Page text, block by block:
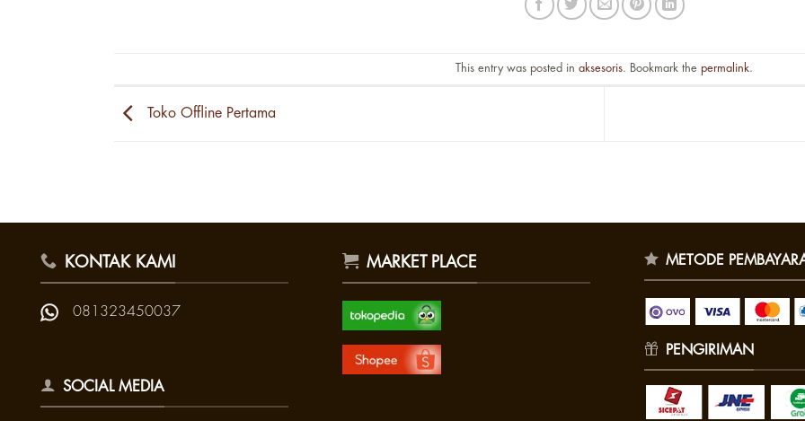
This entry was posted in aksesoris. Bookmark the permalink.
Toko Offline Pertama
KONTAK KAMI
081323450037
SOCIAL MEDIA
MARKET PLACE METODE
PENGIRIMAN